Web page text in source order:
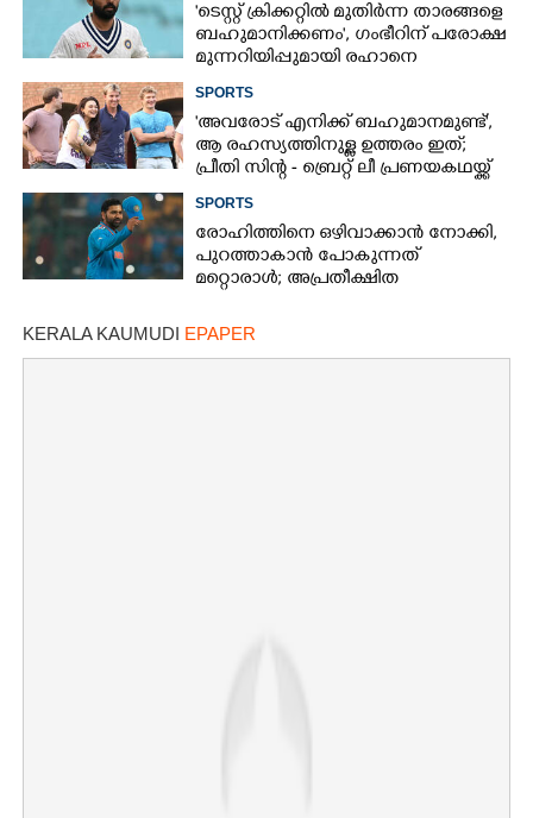
'ടെസ്റ്റ് ക്രിക്കറ്റിൽ മുതിർന്ന താരങ്ങളെ
ബഹുമാനിക്കണം', ഗംഭീറിന് പരോക്ഷ
മുന്നറിയിപ്പുമായി രഹാനെ
SPORTS
'അവരോട് എനിക്ക് ബഹുമാനമുണ്ട്',​
ആ രഹസ്യത്തിനുള്ള ഉത്തരം ഇത്;
പ്രീതി സിന്റ - ബ്രെറ്റ് ലീ പ്രണയകഥയ്ക്ക്
SPORTS
രോഹിത്തിനെ ഒഴിവാക്കാൻ നോക്കി,​
പുറത്താകാൻ പോകുന്നത്
മറ്റൊരാൾ; അപ്രതീക്ഷിത
KERALA KAUMUDI EPAPER